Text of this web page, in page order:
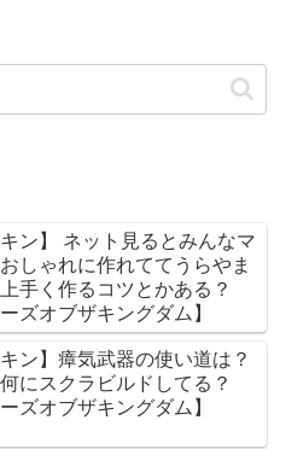
キン】 ネット見るとみんなマ
しゃれに作れててうらやま
手く作るコツとかある？
ーズオブザキングダム】
キン】瘴気武器の使い道は？
にスクラビルドしてる？
ーズオブザキングダム】